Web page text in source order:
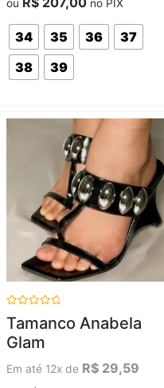
ou no PIX
34 35 36
37
38
39
5
Tamanco Anabela
Glam
Em até 12x de R$ 29,59